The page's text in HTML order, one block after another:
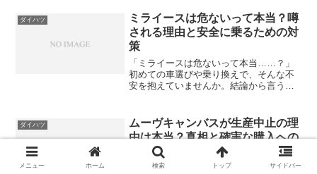
の年代だけの車ではありません。レトロ
で可愛らしいデザインと両...
ダイハツ
ミライースは危ないって本当？噂
される理由と安全に乗るための対
策
「ミライースは危ないって本当……？」
初めての車選びや乗り換えで、そんな不
安を抱えていませんか。結論から言う
りません。独自の衝撃吸収ボディや先進
の予防安全機能がしっかり搭...
ダイハツ
ムーヴキャンバスが生産中止の理
由は本当？真相と確実な購入への
「ムーヴキャンバスが生産中止って本
メニュー ホーム 検索 トップ サイドバー